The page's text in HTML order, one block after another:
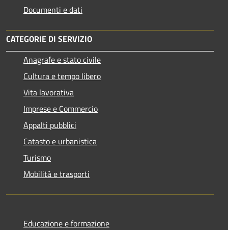
Documenti e dati
CATEGORIE DI SERVIZIO
Anagrafe e stato civile
Cultura e tempo libero
Vita lavorativa
Imprese e Commercio
Appalti pubblici
Catasto e urbanistica
Turismo
Mobilità e trasporti
Educazione e formazione